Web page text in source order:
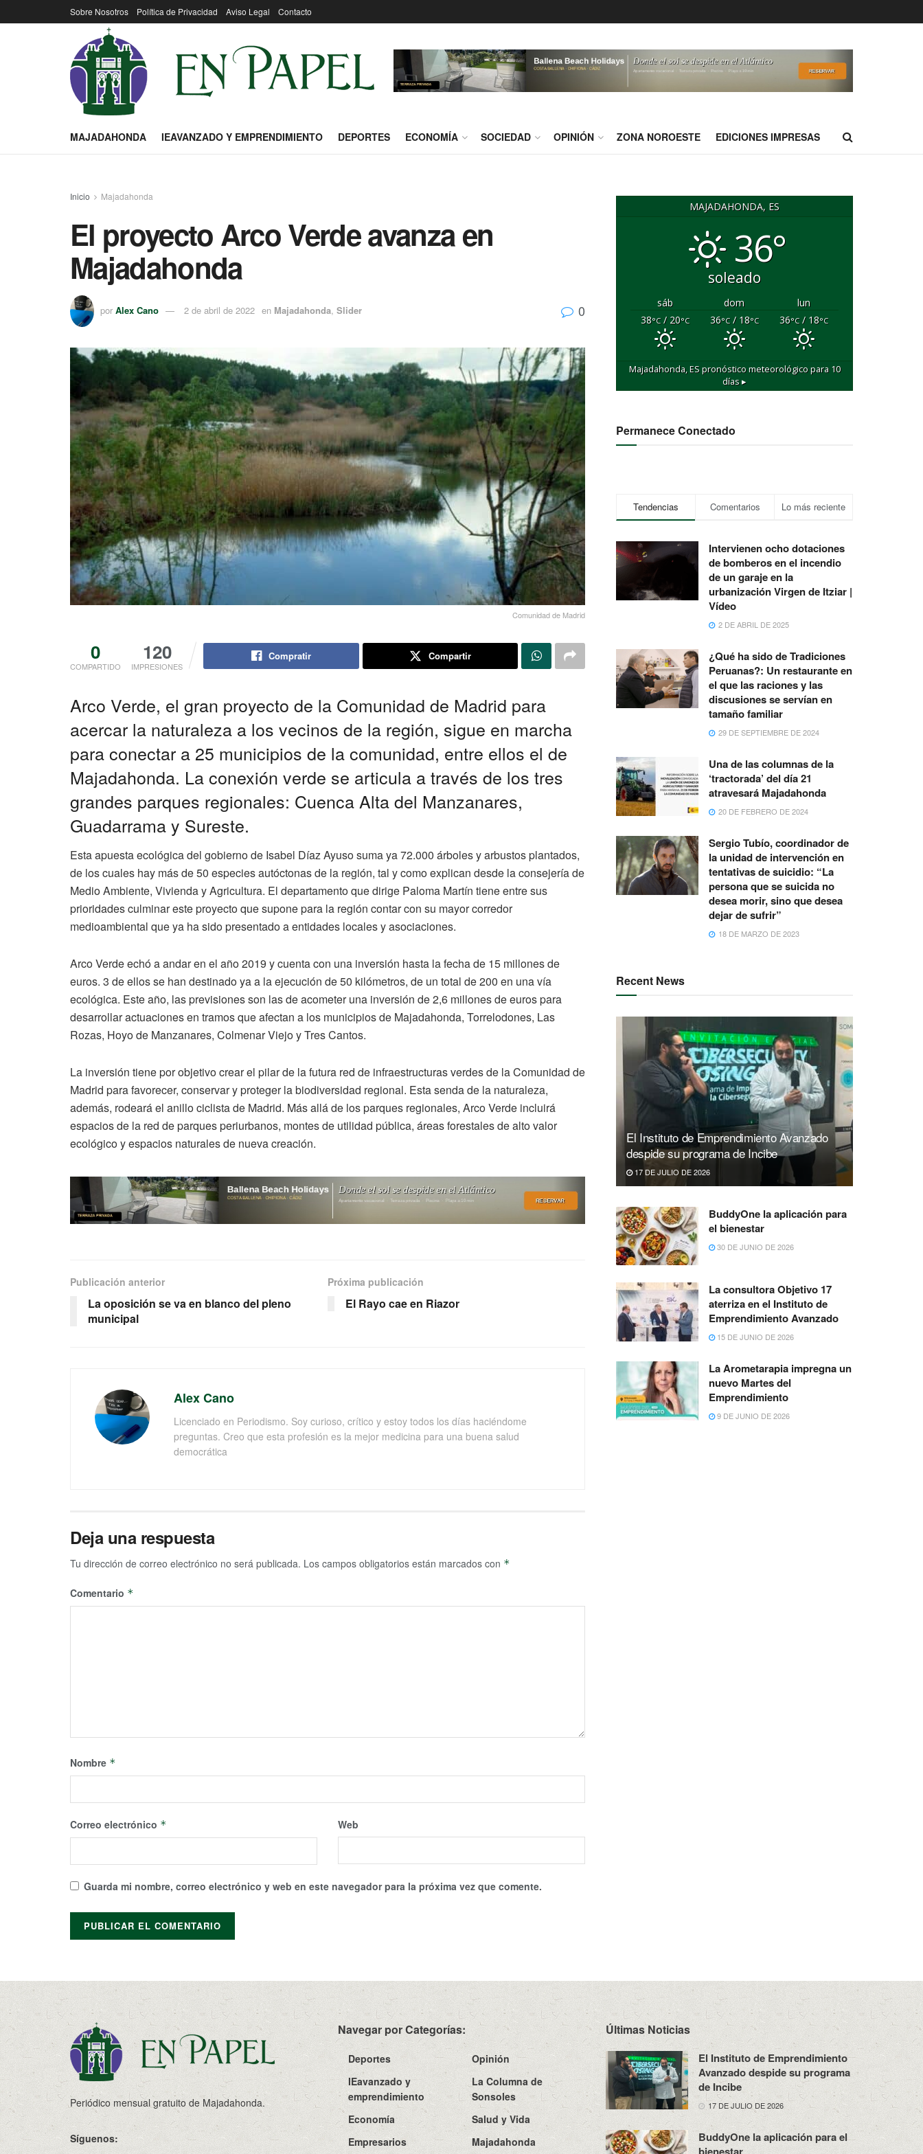
Sobre Nosotros Política de Privacidad Aviso Legal Contacto
MAJADAHONDA IEAVANZADO Y EMPRENDIMIENTO DEPORTES ECONOMÍA SOCIEDAD OPINIÓN ZONA NOROESTE EDICIONES IMPRESAS
Inicio Majadahonda
El proyecto Arco Verde avanza en
Majadahonda
por Alex Cano 2 de abril de 2022 en Majadahonda, Slider 0
Comunidad de Madrid
0
COMPARTIDO
120
IMPRESIONES
Compratir Compartir
Arco Verde, el gran proyecto de la Comunidad de Madrid para
acercar la naturaleza a los vecinos de la región, sigue en marcha
para conectar a 25 municipios de la comunidad, entre ellos el de
Majadahonda. La conexión verde se articula a través de los tres
grandes parques regionales: Cuenca Alta del Manzanares,
Guadarrama y Sureste.
Esta apuesta ecológica del gobierno de Isabel Díaz Ayuso suma ya 72.000 árboles y arbustos plantados,
de los cuales hay más de 50 especies autóctonas de la región, tal y como explican desde la consejería de
Medio Ambiente, Vivienda y Agricultura. El departamento que dirige Paloma Martín tiene entre sus
prioridades culminar este proyecto que supone para la región contar con su mayor corredor
medioambiental que ya ha sido presentado a entidades locales y asociaciones.
Arco Verde echó a andar en el año 2019 y cuenta con una inversión hasta la fecha de 15 millones de
euros. 3 de ellos se han destinado ya a la ejecución de 50 kilómetros, de un total de 200 en una vía
ecológica. Este año, las previsiones son las de acometer una inversión de 2,6 millones de euros para
desarrollar actuaciones en tramos que afectan a los municipios de Majadahonda, Torrelodones, Las
Rozas, Hoyo de Manzanares, Colmenar Viejo y Tres Cantos.
La inversión tiene por objetivo crear el pilar de la futura red de infraestructuras verdes de la Comunidad de
Madrid para favorecer, conservar y proteger la biodiversidad regional. Esta senda de la naturaleza,
además, rodeará el anillo ciclista de Madrid. Más allá de los parques regionales, Arco Verde incluirá
espacios de la red de parques periurbanos, montes de utilidad pública, áreas forestales de alto valor
ecológico y espacios naturales de nueva creación.
Publicación anterior
La oposición se va en blanco del pleno
municipal
Próxima publicación
El Rayo cae en Riazor
Alex Cano
Licenciado en Periodismo. Soy curioso, crítico y estoy todos los días haciéndome
preguntas. Creo que esta profesión es la mejor medicina para una buena salud
democrática
Deja una respuesta
Tu dirección de correo electrónico no será publicada. Los campos obligatorios están marcados con *
Comentario *
Nombre *
Correo electrónico * Web
Guarda mi nombre, correo electrónico y web en este navegador para la próxima vez que comente.
MAJADAHONDA, ES
36°
soleado
sáb dom
lun
38°C/ 20°C 36°C/ 18°C 36°C/ 18°C
Majadahonda, ESpronóstico meteorológico para 10
días ▸
Permanece Conectado
Tendencias Comentarios Lo más reciente
Intervienen ocho dotaciones
de bomberos en el incendio
de un garaje en la
urbanización Virgen de Itziar |
Vídeo
2 DE ABRIL DE 2025
¿Qué ha sido de Tradiciones
Peruanas?: Un restaurante en
el que las raciones y las
discusiones se servían en
tamaño familiar
29 DE SEPTIEMBRE DE 2024
Una de las columnas de la
‘tractorada’ del día 21
atravesará Majadahonda
20 DE FEBRERO DE 2024
Sergio Tubío, coordinador de
la unidad de intervención en
tentativas de suicidio: “La
persona que se suicida no
desea morir, sino que desea
dejar de sufrir”
18 DE MARZO DE 2023
Recent News
El Instituto de Emprendimiento Avanzado
despide su programa de Incibe
17 DE JULIO DE 2026
BuddyOne la aplicación para
el bienestar
30 DE JUNIO DE 2026
La consultora Objetivo 17
aterriza en el Instituto de
Emprendimiento Avanzado
15 DE JUNIO DE 2026
La Arometarapia impregna un
nuevo Martes del
Emprendimiento
9 DE JUNIO DE 2026
Periódico mensual gratuito de Majadahonda.
Síguenos:
Navegar por Categorías:
Deportes
Opinión
IEavanzado y
emprendimiento
La Columna de
Sonsoles
Economía
Salud y Vida
Empresarios
Majadahonda
Últimas Noticias
El Instituto de Emprendimiento
Avanzado despide su programa
de Incibe
17 DE JULIO DE 2026
BuddyOne la aplicación para el
bienestar